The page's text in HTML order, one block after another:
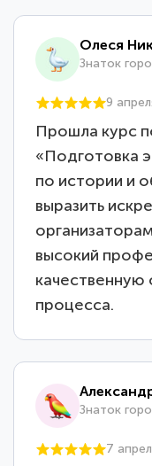
Олеся
Знаток
9
Прошла курс
«Подготовка
по истории и
выразить
высокий
качественную
процесса.
Знаток
7